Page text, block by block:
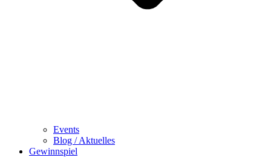
Events
Blog / Aktuelles
Gewinnspiel